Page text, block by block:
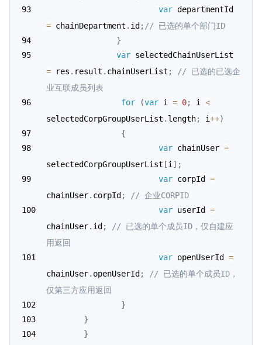
var
= chainDepartment . id ; // 已选的单个部门ID
}
var
= res . result . chainUserList ;
// 已选的已选企
业互联成员列表
for
(var i = 0; i <
selectedCorpGroupUserList . length; i++)
{
var chainUser =
selectedCorpGroupUserList [i ] ;
var corpId =
chainUser. corpId ;
// 企业CORPID
var userId =
chainUser. id ;
// 已选的单个成员ID，仅自建应
用返回
var openUserId =
chainUser. openUserId ;
// 已选的单个成员ID，
仅第三方应用返回
}
}
}